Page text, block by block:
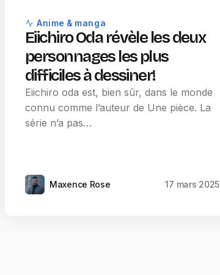
Anime & manga
Eiichiro Oda révèle les deux
personnages les plus
difficiles à dessiner!
Eiichiro oda est, bien sûr, dans le monde
connu comme l’auteur de Une pièce. La
série n’a pas…
Maxence Rose 17 mars 2025